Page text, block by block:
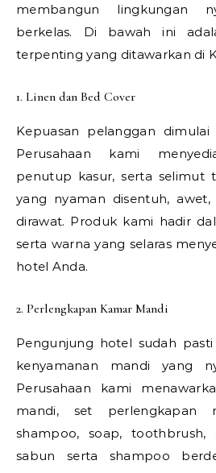
membangun lingkungan
berkelas. Di bawah ini
terpenting yang ditawarkan di
1. Linen dan Bed Cover
Kepuasan pelanggan
Perusahaan kami
penutup kasur, serta selimut
yang nyaman disentuh,
dirawat. Produk kami hadir
serta warna yang selaras
hotel Anda.
2. Perlengkapan Kamar Mandi
Pengunjung hotel sudah
kenyamanan mandi yang
Perusahaan kami
mandi, set perlengkapan
shampoo, soap, toothbrush,
sabun serta shampoo